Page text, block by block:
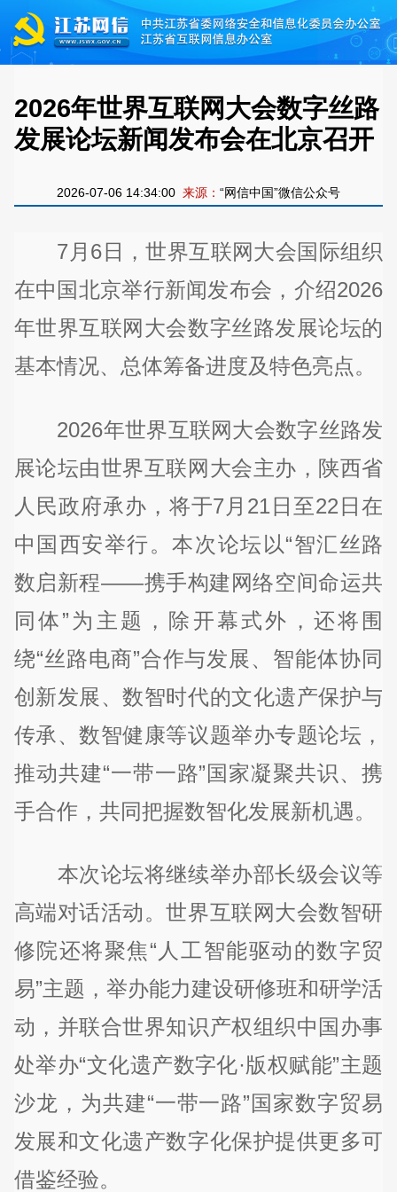
2026年世界互联网大会数字丝路
发展论坛新闻发布会在北京召开
2026-07-06 14:34:00 来源： “网信中国”微信公众号
7月6日，世界互联网大会国际组织
在中国北京举行新闻发布会，介绍2026
年世界互联网大会数字丝路发展论坛的
基本情况、总体筹备进度及特色亮点。
2026年世界互联网大会数字丝路发
展论坛由世界互联网大会主办，陕西省
人民政府承办，将于7月21日至22日在
中国西安举行。本次论坛以“智汇丝路
数启新程——携手构建网络空间命运共
同体”为主题，除开幕式外，还将围
绕“丝路电商”合作与发展、智能体协同
创新发展、数智时代的文化遗产保护与
传承、数智健康等议题举办专题论坛，
推动共建“一带一路”国家凝聚共识、携
手合作，共同把握数智化发展新机遇。
本次论坛将继续举办部长级会议等
高端对话活动。世界互联网大会数智研
修院还将聚焦“人工智能驱动的数字贸
易”主题，举办能力建设研修班和研学活
动，并联合世界知识产权组织中国办事
处举办“文化遗产数字化·版权赋能”主题
沙龙，为共建“一带一路”国家数字贸易
发展和文化遗产数字化保护提供更多可
借鉴经验。